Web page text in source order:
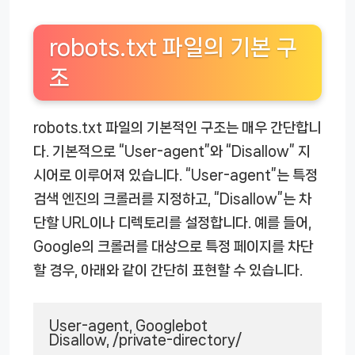
robots.txt 파일의 기본 구
조
robots.txt 파일의 기본적인 구조는 매우 간단합니
다. 기본적으로 “User-agent”와 “Disallow” 지
시어로 이루어져 있습니다. “User-agent”는 특정
검색 엔진의 크롤러를 지정하고, “Disallow”는 차
단할 URL이나 디렉토리를 설정합니다. 예를 들어,
Google의 크롤러를 대상으로 특정 페이지를 차단
할 경우, 아래와 같이 간단히 표현할 수 있습니다.
User-agent, Googlebot